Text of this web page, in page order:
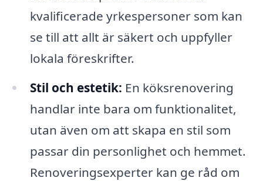
kvalificerade yrkespersoner som kan
se till att allt är säkert och uppfyller
lokala föreskrifter.
Stil och estetik: En köksrenovering
handlar inte bara om funktionalitet,
utan även om att skapa en stil som
passar din personlighet och hemmet.
Renoveringsexperter kan ge råd om